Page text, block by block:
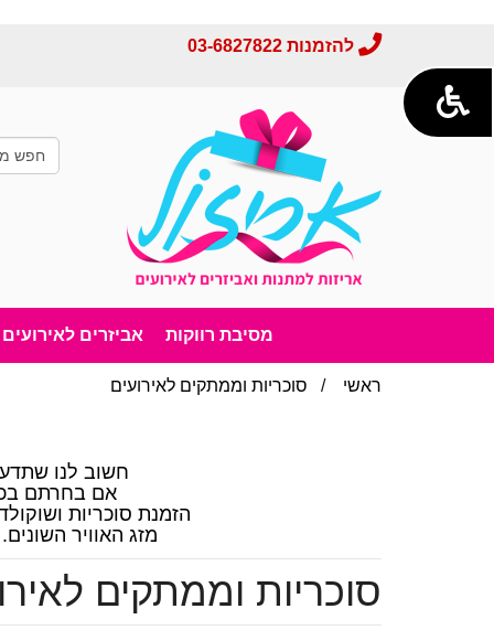
להזמנות 03-6827822
מסיבת רווקות אביזרים לאירועים
ראשי / סוכריות וממתקים לאירועים
חשוב לנו
אם בחרתם
הזמנת סוכריות
מזג האוויר
סוכריות וממתקים